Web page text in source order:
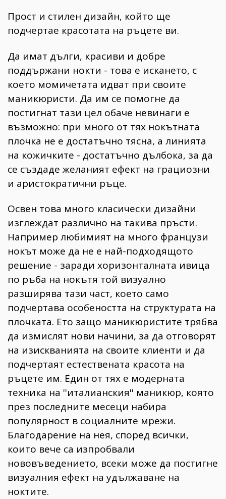
Прост и стилен дизайн, който ще
подчертае красотата на ръцете ви.
Да имат дълги, красиви и добре
поддържани нокти - това е искането, с
което момичетата идват при своите
маникюристи. Да им се помогне да
постигнат тази цел обаче невинаги е
възможно: при много от тях нокътната
плочка не е достатъчно тясна, а линията
на кожичките - достатъчно дълбока, за да
се създаде желаният ефект на грациозни
и аристократични ръце.
Освен това много класически дизайни
изглеждат различно на такива пръсти.
Например любимият на много французи
нокът може да не е най-подходящото
решение - заради хоризонталната ивица
по ръба на нокътя той визуално
разширява тази част, което само
подчертава особеността на структурата на
плочката. Ето защо маникюристите трябва
да измислят нови начини, за да отговорят
на изискванията на своите клиенти и да
подчертаят естествената красота на
ръцете им. Един от тях е модерната
техника на ''италианския'' маникюр, която
през последните месеци набира
популярност в социалните мрежи.
Благодарение на нея, според всички,
които вече са изпробвали
нововъведението, всеки може да постигне
визуалния ефект на удължаване на
ноктите.